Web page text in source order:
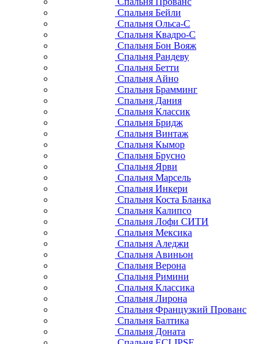
Спальня Бейли
Спальня Ольса-С
Спальня Квадро-С
Спальня Бон Вояж
Спальня Рандеву
Спальня Бетти
Спальня Айно
Спальня Брамминг
Спальня Дания
Спальня Классик
Спальня Бридж
Спальня Винтаж
Спальня Кымор
Спальня Брусно
Спальня Ярви
Спальня Марсель
Спальня Инкери
Спальня Коста Бланка
Спальня Калипсо
Спальня Лофи СИТИ
Спальня Мексика
Спальня Аледжи
Спальня Авиньон
Спальня Верона
Спальня Римини
Спальня Классика
Спальня Лирона
Спальня Французкий Прованс
Спальня Балтика
Спальня Доната